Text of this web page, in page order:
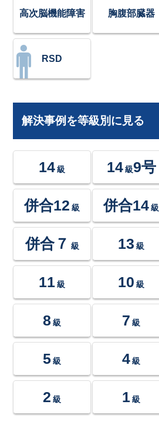
高次脳機能障害 胸腹部臓器
RSD
解決事例を等級別に見る
14 級 14級9号
併合12 級 併合14 級
併合７ 級 13 級
11 級 10 級
8 級 7 級
5 級 4 級
2 級 1 級